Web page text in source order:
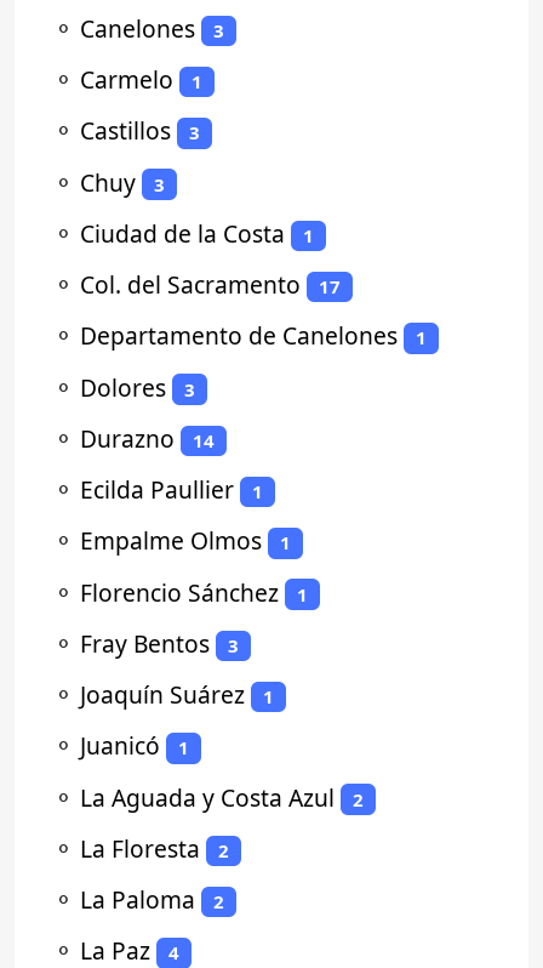
⚬ Canelones 3
⚬ Carmelo 1
⚬ Castillos 3
⚬ Chuy 3
⚬ Ciudad de la Costa 1
⚬ Col. del Sacramento 17
⚬ Departamento de Canelones 1
⚬ Dolores 3
⚬ Durazno 14
⚬ Ecilda Paullier 1
⚬ Empalme Olmos 1
⚬ Florencio Sánchez 1
⚬ Fray Bentos 3
⚬ Joaquín Suárez 1
⚬ Juanicó 1
⚬ La Aguada y Costa Azul 2
⚬ La Floresta 2
⚬ La Paloma 2
⚬ La Paz 4